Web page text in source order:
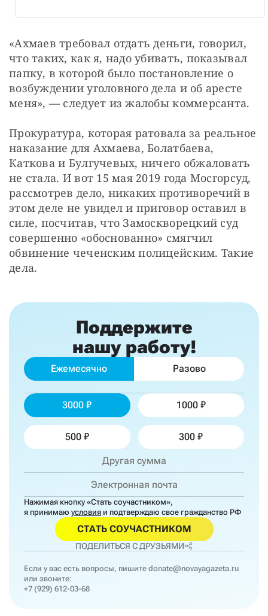
«Ахмаев требовал отдать деньги, говорил,
что таких, как я, надо убивать, показывал
папку, в которой было постановление о
возбуждении уголовного дела и об аресте
меня», — следует из жалобы коммерсанта.
Прокуратура, которая ратовала за реальное
наказание для Ахмаева, Болатбаева,
Каткова и Булгучевых, ничего обжаловать
не стала. И вот 15 мая 2019 года Мосгорсуд,
рассмотрев дело, никаких противоречий в
этом деле не увидел и приговор оставил в
силе, посчитав, что Замоскворецкий суд
совершенно «обоснованно» смягчил
обвинение чеченским полицейским. Такие
дела.
Поддержите
нашу работу!
Ежемесячно Разово
3000 1000
500 300
Нажимая кнопку «Стать соучастником»,
я принимаю условия и подтверждаю свое гражданство РФ
СТАТЬ СОУЧАСТНИКОМ
ПОДЕЛИТЬСЯ С ДРУЗЬЯМИ
Если у вас есть вопросы, пишите donate@novayagazeta.ru
или звоните:
+7 (929) 612-03-68